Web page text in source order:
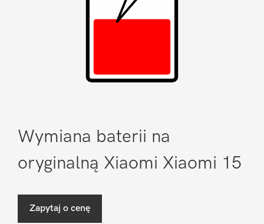
Wymiana baterii na
oryginalną Xiaomi Xiaomi 15
Zapytaj o cenę